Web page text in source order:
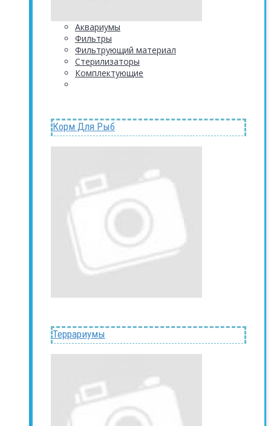
Аквариумы
Фильтры
Фильтрующий материал
Стерилизаторы
Комплектующие
Корм Для Рыб
Террариумы